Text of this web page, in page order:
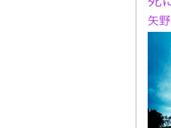
矢野